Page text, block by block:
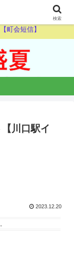
休日当番医】
【町会短信】
川口駅イ
2023.12.20
検索